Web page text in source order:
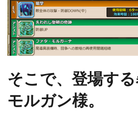
そこで、登場す
モルガン様。